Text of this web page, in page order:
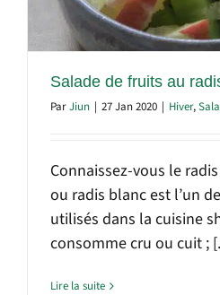
Salade de fruits au
ParJiun | 27 Jan 2020 | Hiver,
Connaissez-vous le
ou radis blanc est l’un
utilisés dans la cuisine
consomme cru ou cuit ;
Lire la suite